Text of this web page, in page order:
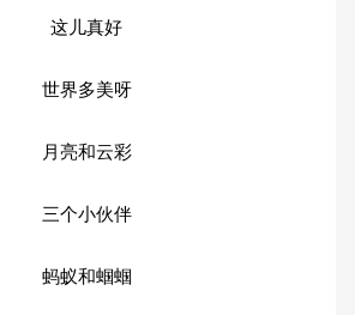
这儿真好
世界多美呀
月亮和云彩
三个小伙伴
蚂蚁和蝈蝈